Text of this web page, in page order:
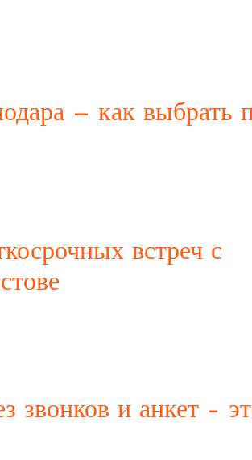
— как выбрать
встреч с
звонков и анкет –